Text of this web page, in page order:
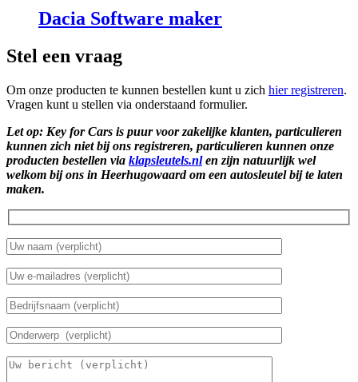
Dacia Software maker
Stel een vraag
Om onze producten te kunnen bestellen kunt u zich hier registreren.
Vragen kunt u stellen via onderstaand formulier.
Let op: Key for Cars is puur voor zakelijke klanten, particulieren
kunnen zich niet bij ons registreren, particulieren kunnen onze
producten bestellen via klapsleutels.nlen zijn natuurlijk wel
welkom bij ons in Heerhugowaard om een autosleutel bij te laten
maken.